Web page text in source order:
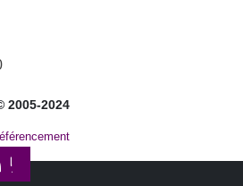
2005-2024
!